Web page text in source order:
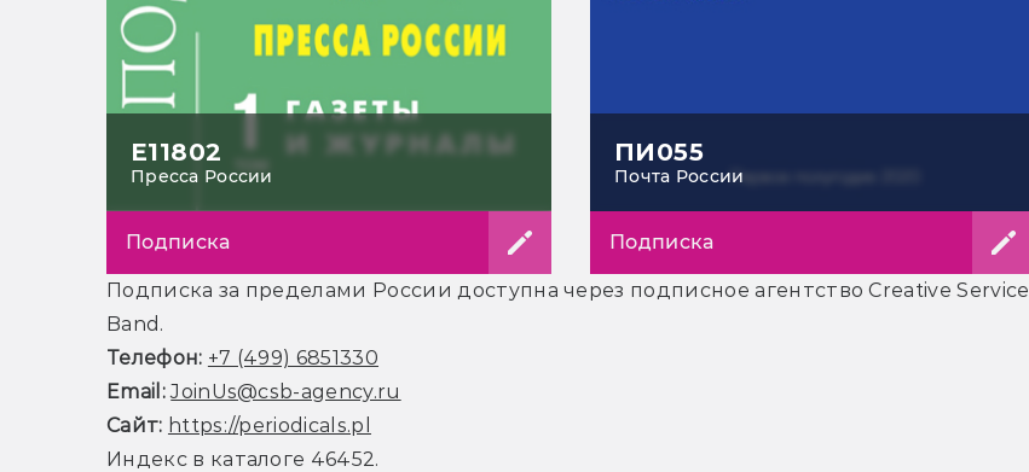
Е11802
Пресса России
Подписка
ПИ055
Почта России
Подписка
Подписка за пределами России доступна через подписное агентство Creative Service
Band.
Телефон: +7 (499) 6851330
Email: JoinUs@csb-agency.ru
Сайт: https://periodicals.pl
Индекс в каталоге 46452.